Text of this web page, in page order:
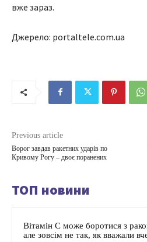
вже зараз.
Джерело: portaltele.com.ua
Previous article
Ворог завдав ракетних ударів по
Кривому Рогу – двоє поранених
ТОП новини
Вітамін C може боротися з
але зовсім не так, як вважали